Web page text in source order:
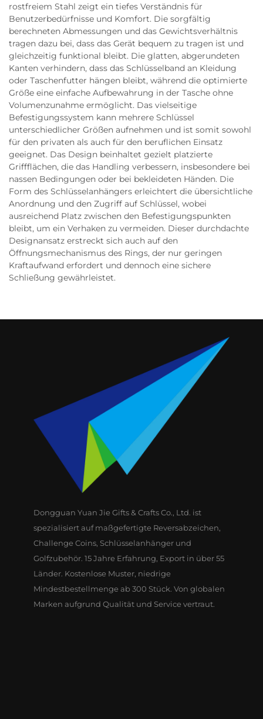
rostfreiem Stahl zeigt ein tiefes Verständnis für
Benutzerbedürfnisse und Komfort. Die sorgfältig
berechneten Abmessungen und das Gewichtsverhältnis
tragen dazu bei, dass das Gerät bequem zu tragen ist und
gleichzeitig funktional bleibt. Die glatten, abgerundeten
Kanten verhindern, dass das Schlüsselband an Kleidung
oder Taschenfutter hängen bleibt, während die optimierte
Größe eine einfache Aufbewahrung in der Tasche ohne
Volumenzunahme ermöglicht. Das vielseitige
Befestigungssystem kann mehrere Schlüssel
unterschiedlicher Größen aufnehmen und ist somit sowohl
für den privaten als auch für den beruflichen Einsatz
geeignet. Das Design beinhaltet gezielt platzierte
Griffflächen, die das Handling verbessern, insbesondere bei
nassen Bedingungen oder bei bekleideten Händen. Die
Form des Schlüsselanhängers erleichtert die übersichtliche
Anordnung und den Zugriff auf Schlüssel, wobei
ausreichend Platz zwischen den Befestigungspunkten
bleibt, um ein Verhaken zu vermeiden. Dieser durchdachte
Designansatz erstreckt sich auch auf den
Öffnungsmechanismus des Rings, der nur geringen
Kraftaufwand erfordert und dennoch eine sichere
Schließung gewährleistet.
Dongguan Yuan Jie Gifts & Crafts Co., Ltd. ist
spezialisiert auf maßgefertigte Reversabzeichen,
Challenge Coins, Schlüsselanhänger und
Golfzubehör. 15 Jahre Erfahrung, Export in über 55
Länder. Kostenlose Muster, niedrige
Mindestbestellmenge ab 300 Stück. Von globalen
Marken aufgrund Qualität und Service vertraut.